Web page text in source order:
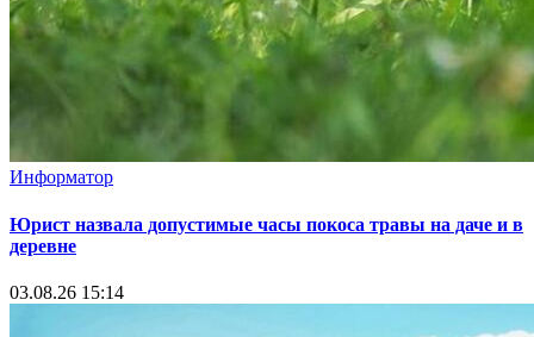
Информатор
Юрист назвала допустимые часы покоса травы на даче и в
деревне
03.08.26 15:14